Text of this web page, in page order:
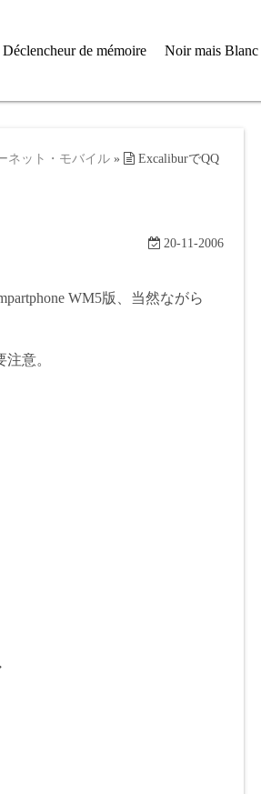
Déclencheur de mémoire Noir mais Blanc
ネット・モバイル » ExcaliburでQQ
20-11-2006
WM5版、当然ながら
意。